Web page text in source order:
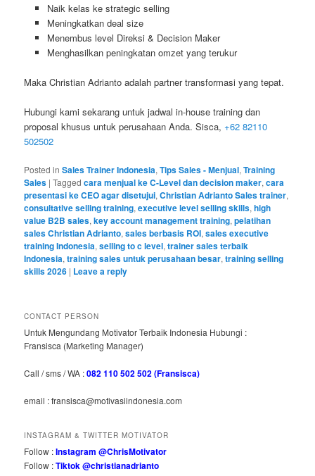
Naik kelas ke strategic selling
Meningkatkan deal size
Menembus level Direksi & Decision Maker
Menghasilkan peningkatan omzet yang terukur
Maka Christian Adrianto adalah partner transformasi yang tepat.
Hubungi kami sekarang untuk jadwal in-house training dan
proposal khusus untuk perusahaan Anda. Sisca,+62 82110
502502
Posted in Sales Trainer Indonesia,Tips Sales - Menjual,Training
Sales |Tagged cara menjual ke C-Level dan decision maker,cara
presentasi ke CEO agar disetujui,Christian Adrianto Sales trainer,
consultative selling training,executive level selling skills,high
value B2B sales,key account management training,pelatihan
sales Christian Adrianto,sales berbasis ROI,sales executive
training Indonesia,selling to c level,trainer sales terbaik
Indonesia,training sales untuk perusahaan besar,training selling
skills 2026 | Leave a reply
CONTACT PERSON
Untuk Mengundang Motivator Terbaik Indonesia Hubungi :
Fransisca (Marketing Manager)
Call / sms / WA :082 110 502 502 (Fransisca)
email : fransisca@motivasiindonesia.com
INSTAGRAM & TWITTER MOTIVATOR
Follow :Instagram @ChrisMotivator
Follow :Tiktok @christianadrianto